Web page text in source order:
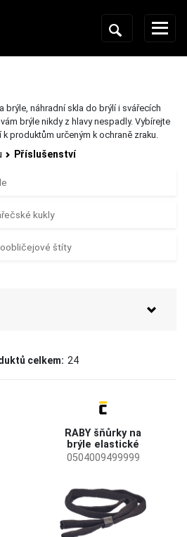
brýle, náhradní skla do brýlí i svářecích
brýle nikdy z hlavy nespadly. Vybírejte
produktům určeným k ochraně zraku.
Příslušenství
kukly
štíty
celkem: 24
RABY šňůrky na
brýle elastické
0504009499999